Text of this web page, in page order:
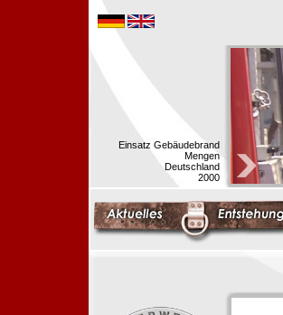
Einsatz Gebäudebrand
Mengen
Deutschland
2000